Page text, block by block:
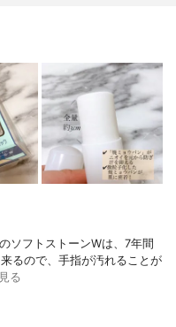
ソフトストーンWは、7年間
るので、手指が汚れることが
る